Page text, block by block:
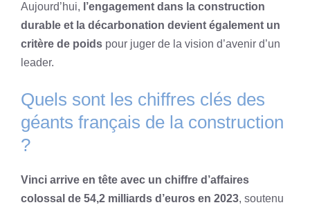
Aujourd’hui, l’engagement dans la construction
durable et la décarbonation devient également un
critère de poids pour juger de la vision d’avenir d’un
leader.
Quels sont les chiffres clés des
géants français de la construction
?
Vinci arrive en tête avec un chiffre d’affaires
colossal de 54,2 milliards d’euros en 2023, soutenu